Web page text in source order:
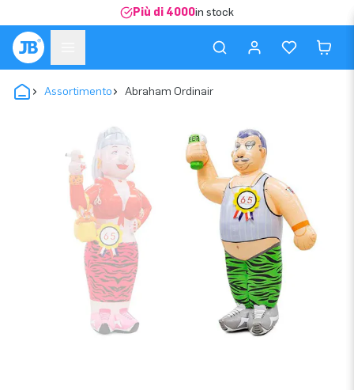
Più di 4000in stock
Assortimento Abraham Ordinair